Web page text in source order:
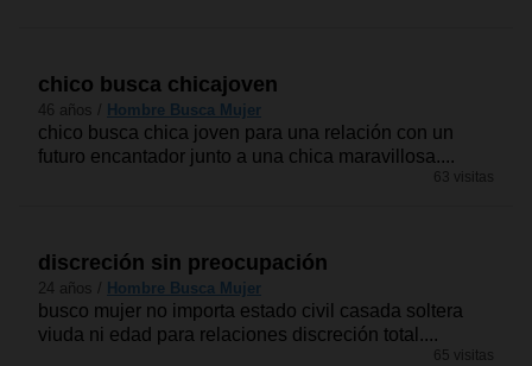
chico busca chicajoven
46 años / Hombre Busca Mujer
chico busca chica joven para una relación con un
futuro encantador junto a una chica maravillosa....
63 visitas
discreción sin preocupación
24 años / Hombre Busca Mujer
busco mujer no importa estado civil casada soltera
viuda ni edad para relaciones discreción total....
65 visitas